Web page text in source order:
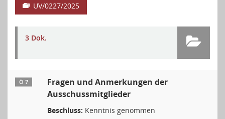
UV/0227/2025
3 Dok.
Ö 7
Fragen und Anmerkungen der
Ausschussmitglieder
Beschluss: Kenntnis genommen